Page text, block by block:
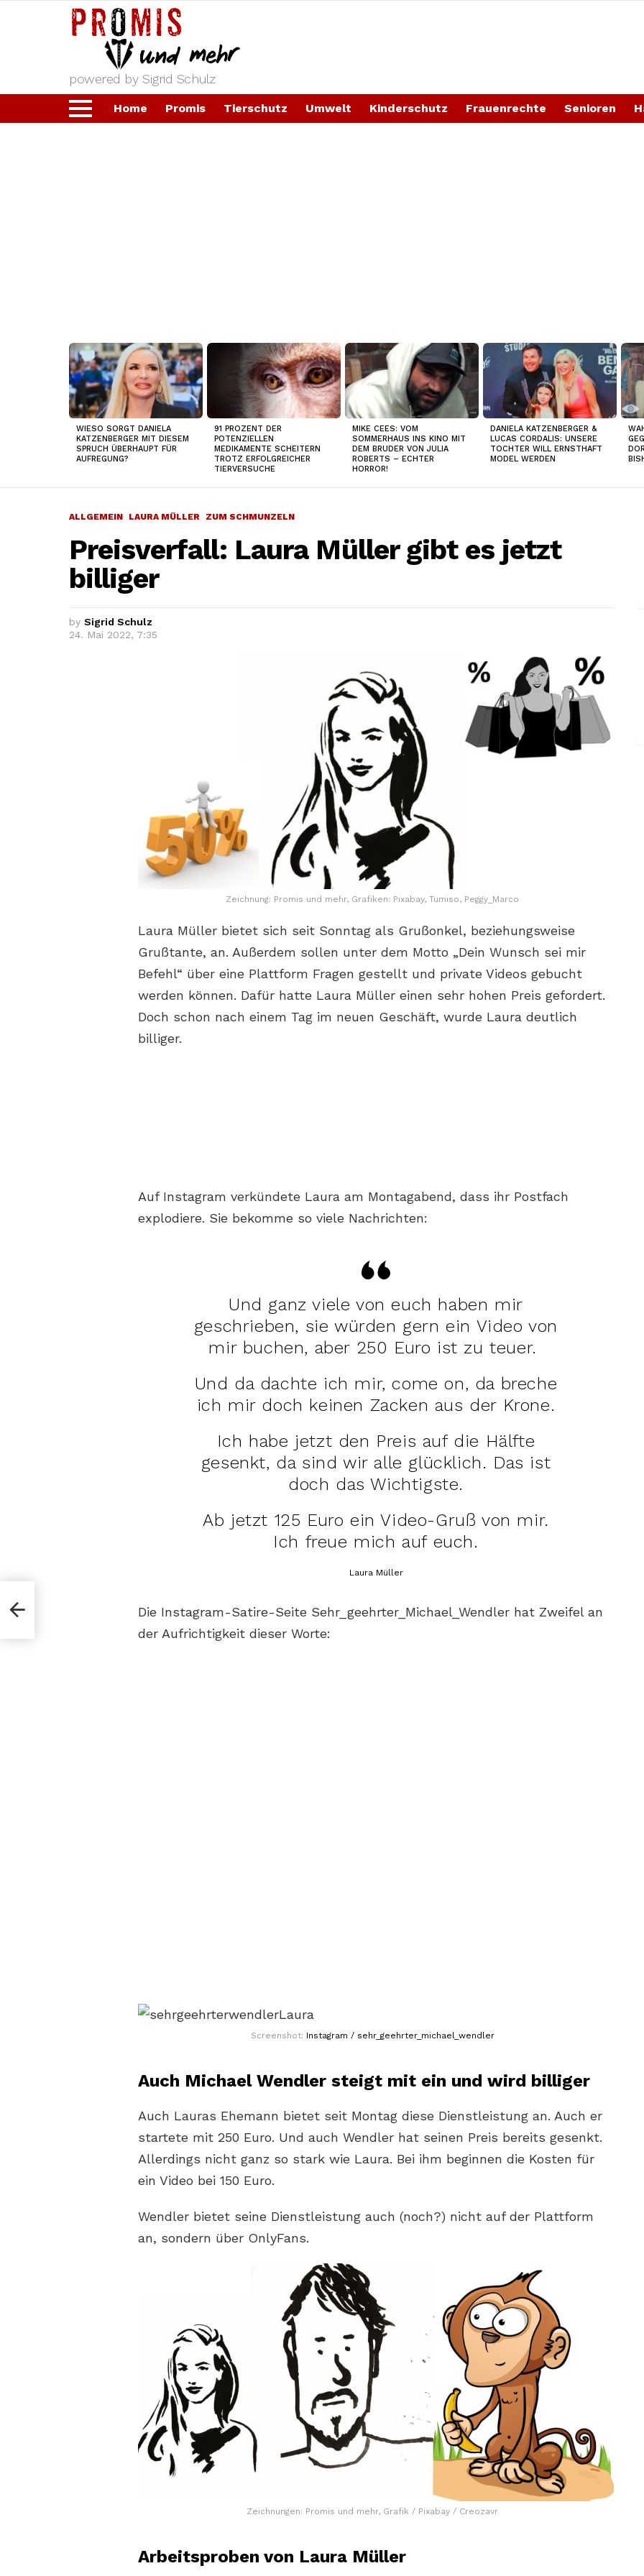
powered by Sigrid Schulz
Menu
Home Promis Tierschutz Umwelt Kinderschutz Frauenrechte Senioren
TOP
NEWS
WIESO SORGT DANIELA
KATZENBERGER MIT DIESEM
SPRUCH ÜBERHAUPT FÜR
AUFREGUNG?
91 PROZENT DER
POTENZIELLEN
MEDIKAMENTE SCHEITERN
TROTZ ERFOLGREICHER
TIERVERSUCHE
MIKE CEES: VOM
SOMMERHAUS INS KINO MIT
DEM BRUDER VON JULIA
ROBERTS – ECHTER
HORROR!
DANIELA KATZENBERGER &
LUCAS CORDALIS: UNSERE
TOCHTER WILL ERNSTHAFT
MODEL WERDEN
ALLGEMEIN LAURA MÜLLER ZUM SCHMUNZELN
Preisverfall: Laura Müller gibt es jetzt
billiger
by Sigrid Schulz
24. Mai 2022, 7:35
Zeichnung: Promis und mehr, Grafiken: Pixabay, Tumiso, Peggy_Marco
Laura Müller bietet sich seit Sonntag als Grußonkel, beziehungsweise
Grußtante, an. Außerdem sollen unter dem Motto „Dein Wunsch sei mir
Befehl“ über eine Plattform Fragen gestellt und private Videos gebucht
werden können. Dafür hatte Laura Müller einen sehr hohen Preis gefordert.
Doch schon nach einem Tag im neuen Geschäft, wurde Laura deutlich
billiger.
Auf Instagram verkündete Laura am Montagabend, dass ihr Postfach
explodiere. Sie bekomme so viele Nachrichten:
Und ganz viele von euch haben mir
geschrieben, sie würden gern ein Video von
mir buchen, aber 250 Euro ist zu teuer.
Und da dachte ich mir, come on, da breche
ich mir doch keinen Zacken aus der Krone.
Ich habe jetzt den Preis auf die Hälfte
gesenkt, da sind wir alle glücklich. Das ist
doch das Wichtigste.
Ab jetzt 125 Euro ein Video-Gruß von mir.
Ich freue mich auf euch.
Laura Müller
Die Instagram-Satire-Seite Sehr_geehrter_Michael_Wendler hat Zweifel an
der Aufrichtigkeit dieser Worte:
Screenshot: Instagram / sehr_geehrter_michael_wendler
Auch Michael Wendler steigt mit ein und wird billiger
Auch Lauras Ehemann bietet seit Montag diese Dienstleistung an. Auch er
startete mit 250 Euro. Und auch Wendler hat seinen Preis bereits gesenkt.
Allerdings nicht ganz so stark wie Laura. Bei ihm beginnen die Kosten für
ein Video bei 150 Euro.
Wendler bietet seine Dienstleistung auch (noch?) nicht auf der Plattform
an, sondern über OnlyFans.
Zeichnungen: Promis und mehr, Grafik / Pixabay / Creozavr
Arbeitsproben von Laura Müller